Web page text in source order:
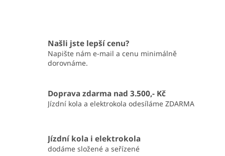
Našli jste lepší cenu?
Napište nám e-mail a cenu minimálně
dorovnáme.
Doprava zdarma nad 3.500,- Kč
Jízdní kola a elektrokola odesíláme ZDARMA
Jízdní kola i elektrokola
dodáme složené a seřízené